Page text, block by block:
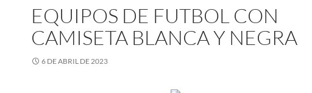
EQUIPOS DE FUTBOL CON
CAMISETA BLANCA Y NEGRA
6 DE ABRIL DE 2023